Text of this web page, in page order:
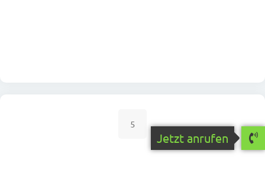
5
Jetzt anrufen